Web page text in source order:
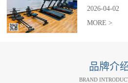
2026-04-02
MORE >
品牌介
BRAND